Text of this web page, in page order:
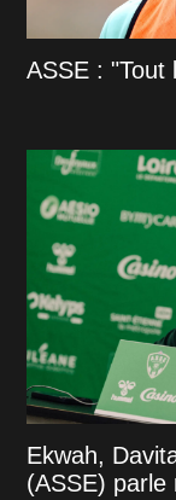
ASSE : "Tout
Ekwah,
(ASSE) parle